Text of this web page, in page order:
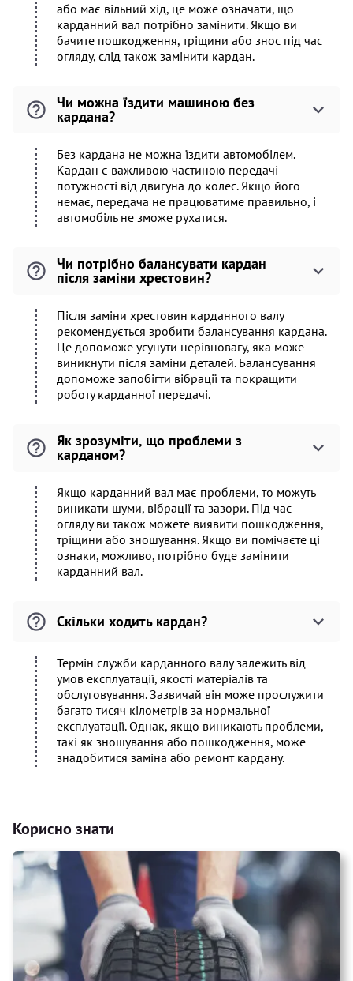
або має вільний хід, це може означати, що
карданний вал потрібно замінити. Якщо ви
бачите пошкодження, тріщини або знос під час
огляду, слід також замінити кардан.
Чи можна їздити машиною без
кардана?
Без кардана не можна їздити автомобілем.
Кардан є важливою частиною передачі
потужності від двигуна до колес. Якщо його
немає, передача не працюватиме правильно, і
автомобіль не зможе рухатися.
Чи потрібно балансувати кардан
після заміни хрестовин?
Після заміни хрестовин карданного валу
рекомендується зробити балансування кардана.
Це допоможе усунути нерівновагу, яка може
виникнути після заміни деталей. Балансування
допоможе запобігти вібрації та покращити
роботу карданної передачі.
Як зрозуміти, що проблеми з
карданом?
Якщо карданний вал має проблеми, то можуть
виникати шуми, вібрації та зазори. Під час
огляду ви також можете виявити пошкодження,
тріщини або зношування. Якщо ви помічаєте ці
ознаки, можливо, потрібно буде замінити
карданний вал.
Скільки ходить кардан?
Термін служби карданного валу залежить від
умов експлуатації, якості матеріалів та
обслуговування. Зазвичай він може прослужити
багато тисяч кілометрів за нормальної
експлуатації. Однак, якщо виникають проблеми,
такі як зношування або пошкодження, може
знадобитися заміна або ремонт кардану.
Корисно знати